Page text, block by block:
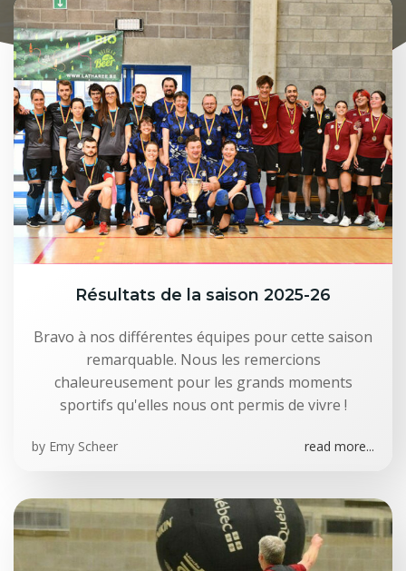
Résultats de la saison 2025-26
Bravo à nos différentes équipes pour cette saison
remarquable. Nous les remercions
chaleureusement pour les grands moments
sportifs qu'elles nous ont permis de vivre !
by Emy Scheer read more...